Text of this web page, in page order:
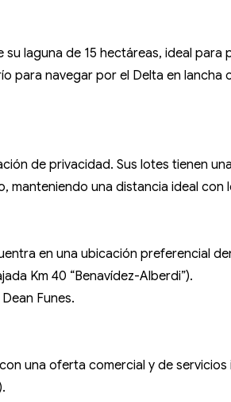
laguna de 15 hectáreas, ideal
para navegar por el Delta en
de privacidad. Sus lotes tienen una
manteniendo una distancia ideal con
en una ubicación preferencial
Km 40 “Benavídez-Alberdi”).
Funes.
una oferta comercial y de